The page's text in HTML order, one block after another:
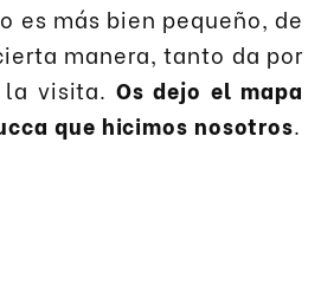
es más bien pequeño, de
manera, tanto da por
la visita. Os dejo el mapa
que hicimos nosotros.